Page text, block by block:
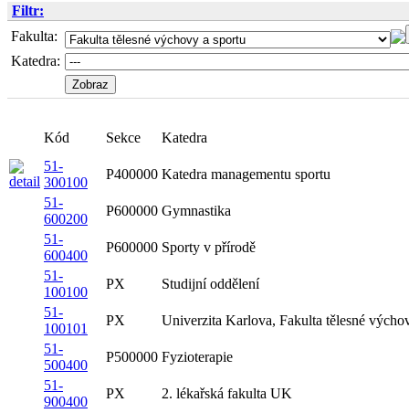
Filtr:
Fakulta:
Katedra:
Kód Sekce
Katedra
51-
300100
P400000 Katedra managementu sportu
51-
600200
P600000 Gymnastika
51-
600400
P600000 Sporty v přírodě
51-
100100
PX
Studijní oddělení
51-
100101
PX
Univerzita Karlova, Fakulta tělesné
51-
500400
P500000 Fyzioterapie
51-
900400
PX
2. lékařská fakulta UK